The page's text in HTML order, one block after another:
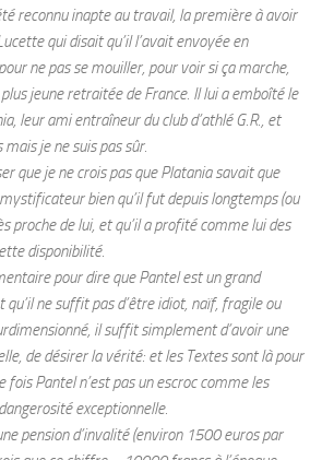
reconnu inapte au travail, la première à avoir
qui disait qu’il l’avait envoyée en
ne pas se mouiller, pour voir si ça marche,
jeune retraitée de France. Il lui a emboîté le
leur ami entraîneur du club d’athlé G.R., et
je ne suis pas sûr.
que je ne crois pas que Platania savait que
bien qu’il fut depuis longtemps (ou
proche de lui, et qu’il a profité comme lui des
disponibilité.
pour dire que Pantel est un grand
ne suffit pas d’être idiot, naïf, fragile ou
il suffit simplement d’avoir une
de désirer la vérité: et les Textes sont là pour
fois Pantel n’est pas un escroc comme les
exceptionnelle.
pension d’invalité (environ 1500 euros par